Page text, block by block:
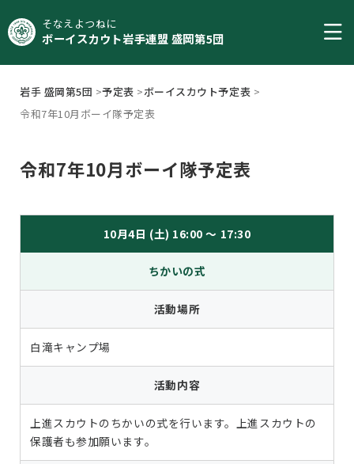
そなえよつねに
ボーイスカウト岩手連盟 盛岡第5団
岩手 盛岡第5団 >予定表 >ボーイスカウト予定表 >
令和7年10月ボーイ隊予定表
令和7年10月ボーイ隊予定表
10月4日 (土) 16:00 ～ 17:30
ちかいの式
活動場所
白滝キャンプ場
活動内容
上進スカウトのちかいの式を行います。上進スカウトの
保護者も参加願います。